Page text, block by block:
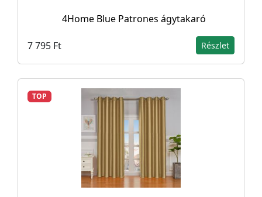
4Home Blue Patrones ágytakaró
7 795 Ft Részlet
TOP